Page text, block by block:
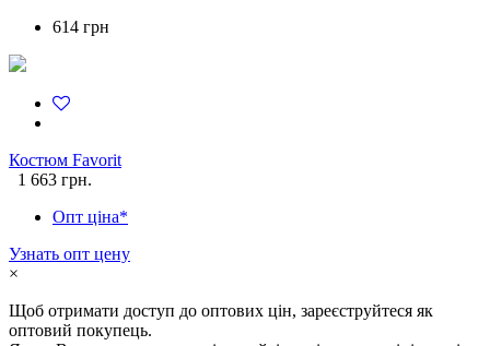
614 грн
Костюм Favorit
1 663 грн.
Опт ціна*
Узнать опт цену
×
Щоб отримати доступ до оптових цін, зареєструйтеся як
оптовий покупець.